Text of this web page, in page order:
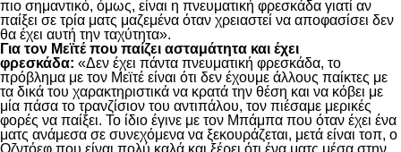
πιο σημαντικό, όμως, είναι η πνευματική φρεσκάδα γιατί αν
παίξει σε τρία ματς μαζεμένα όταν χρειαστεί να αποφασίσει δεν
θα έχει αυτή την ταχύτητα».
Για τον Μεϊτέ που παίζει ασταμάτητα και έχει
φρεσκάδα: «Δεν έχει πάντα πνευματική φρεσκάδα, το
πρόβλημα με τον Μεϊτέ είναι ότι δεν έχουμε άλλους παίκτες με
τα δικά του χαρακτηριστικά να κρατά την θέση και να κόβει με
μία πάσα το τρανζίσιον του αντιπάλου, τον πιέσαμε μερικές
φορές να παίξει. Το ίδιο έγινε με τον Μπάμπα που όταν έχει ένα
ματς ανάμεσα σε συνεχόμενα να ξεκουράζεται, μετά είναι τοπ, ο
Οζντόεφ που είναι πολύ καλά και ξέρει ότι ένα ματς μέσα στην